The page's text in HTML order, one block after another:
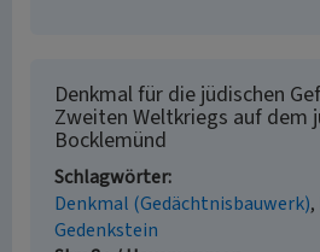
Denkmal für die jüdischen
Zweiten Weltkriegs auf dem
Bocklemünd
Schlagwörter
Denkmal (Gedächtnisbauwerk)
Gedenkstein